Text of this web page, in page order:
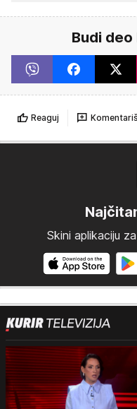
Budi deo
Reaguj
Skini aplikaciju